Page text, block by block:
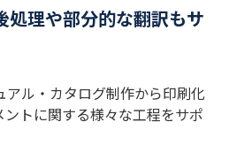
処理や部分的な翻訳もサ
ル・カタログ制作から印刷化
トに関する様々な工程をサポ